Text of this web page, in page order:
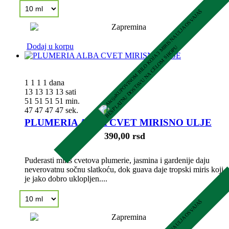
Dodaj u korpu K
U
P
O
V
I
N
O
M
B
I
L
O
K
O
J
A
3
M
I
R
I
S
N
A
U
L
J
A
O
S
V
A
J
A
Š
B
E
S
P
L
A
T
N
U
D
O
S
T
A
V
U
N
A
C
E
L
O
M
S
H
O
P
U
1 1 1 1 dana
13 13 13 13 sati
51 51 51 51 min.
46 46 46 46 sek.
PLUMERIA ALBA CVET MIRISNO ULJE
390,00 rsd
Puderasti miris cvetova plumerie, jasmina i gardenije daju
neverovatnu sočnu slatkoću, dok guava daje tropski miris koji
je jako dobro uklopljen....